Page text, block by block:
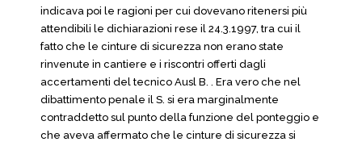
indicava poi le ragioni per cui dovevano ritenersi più
attendibili le dichiarazioni rese il 24.3.1997, tra cui il
fatto che le cinture di sicurezza non erano state
rinvenute in cantiere e i riscontri offerti dagli
accertamenti del tecnico Ausl B. . Era vero che nel
dibattimento penale il S. si era marginalmente
contraddetto sul punto della funzione del ponteggio e
che aveva affermato che le cinture di sicurezza si